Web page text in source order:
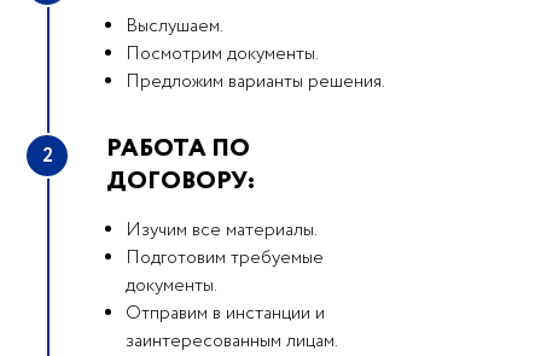
Выслушаем.
Посмотрим документы.
Предложим варианты решения.
2
РАБОТА ПО
ДОГОВОРУ:
Изучим все материалы.
Подготовим требуемые
документы.
Отправим в инстанции и
заинтересованным лицам.